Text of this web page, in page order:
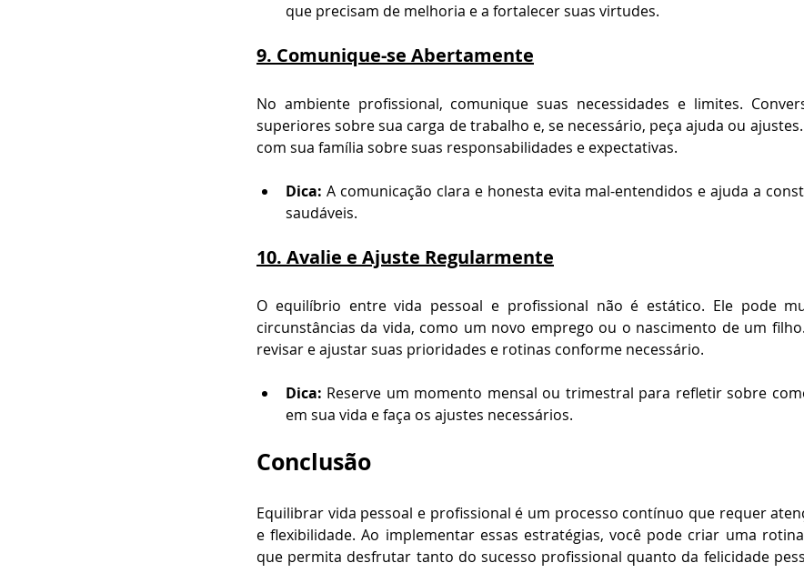
que precisam de melhoria e a fortalecer suas virtudes.
9. Comunique-se Abertamente
No ambiente profissional, comunique suas necessidades e limites.
superiores sobre sua carga de trabalho e, se necessário, peça ajuda ou
com sua família sobre suas responsabilidades e expectativas.
Dica: A comunicação clara e honesta evita mal-entendidos e ajuda a
saudáveis.
10. Avalie e Ajuste Regularmente
O equilíbrio entre vida pessoal e profissional não é estático. Ele pode
circunstâncias da vida, como um novo emprego ou o nascimento de um
revisar e ajustar suas prioridades e rotinas conforme necessário.
Dica: Reserve um momento mensal ou trimestral para refletir sobre
em sua vida e faça os ajustes necessários.
Conclusão
Equilibrar vida pessoal e profissional é um processo contínuo que requer
e flexibilidade. Ao implementar essas estratégias, você pode criar uma
que permita desfrutar tanto do sucesso profissional quanto da felicidade